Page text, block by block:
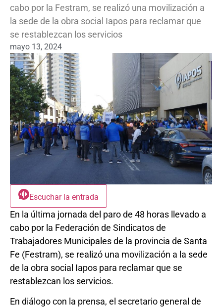
cabo por la Festram, se realizó una movilización a
la sede de la obra social Iapos para reclamar que
se restablezcan los servicios
mayo 13, 2024
Escuchar la entrada
En la última jornada del paro de 48 horas llevado a
cabo por la Federación de Sindicatos de
Trabajadores Municipales de la provincia de Santa
Fe (Festram), se realizó una movilización a la sede
de la obra social Iapos para reclamar que se
restablezcan los servicios.
En diálogo con la prensa, el secretario general de